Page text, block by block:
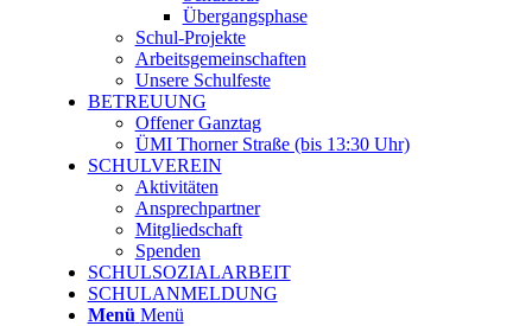
Übergangsphase
Schul-Projekte
Arbeitsgemeinschaften
Unsere Schulfeste
BETREUUNG
Offener Ganztag
ÜMI Thorner Straße (bis 13:30 Uhr)
SCHULVEREIN
Aktivitäten
Ansprechpartner
Mitgliedschaft
Spenden
SCHULSOZIALARBEIT
SCHULANMELDUNG
Menü Menü